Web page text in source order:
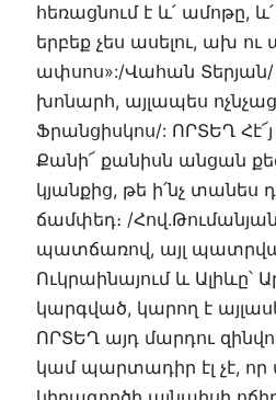
հեռացնում է և՛ ամոթը,
երբեք չես ասելու, ախ
ափսոս»:/Վահան Տերյան/
խոնարհ, այլապես
Ֆրանցիսկոս/: ՈՐՏԵՂ
Քանի՜ քանիսն անցան
կյանքից, թե ի՛նչ
ճամփեդ։ /
պատճառով, այլ
Ուկրաինայում և
կարգված, կարող է
ՈՐՏԵՂ այդ մարդու
կամ պարտադիր էլ չէ, որ